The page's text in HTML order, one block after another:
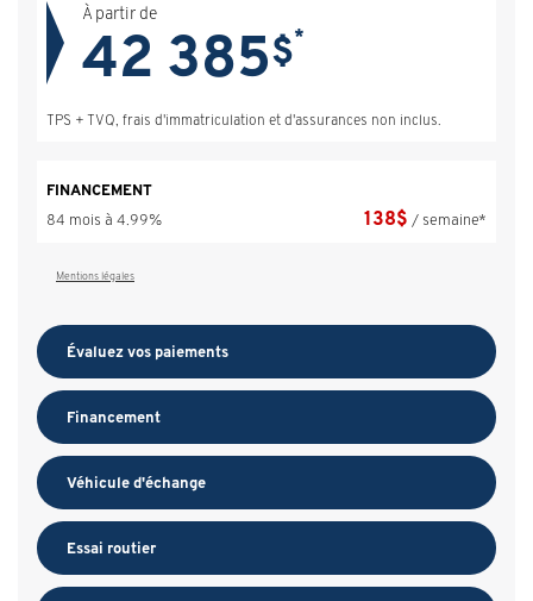
À partir de
42 385$*
TPS + TVQ, frais d'immatriculation et d'assurances non inclus.
FINANCEMENT
84 mois à 4.99%
138$ / semaine*
Mentions légales
Évaluez vos paiements
Financement
Véhicule d'échange
Essai routier